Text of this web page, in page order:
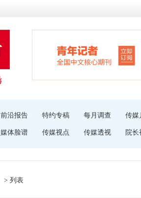
前沿报告 特约专稿 每月调查 传媒
媒体脸谱 传媒视点 传媒透视 院长
> 列表